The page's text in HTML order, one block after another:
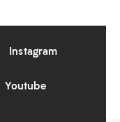
Instagram
Youtube